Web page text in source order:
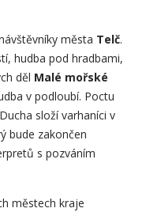
města Telč.
hudba pod hradbami,
děl Malé mořské
v podloubí. Poctu
složí varhaníci v
bude zakončen
s pozváním
městech kraje